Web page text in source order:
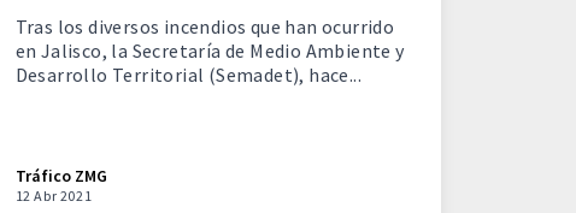
Tras los diversos incendios que han ocurrido
en Jalisco, la Secretaría de Medio Ambiente y
Desarrollo Territorial (Semadet), hace...
Tráfico ZMG
12 Abr 2021